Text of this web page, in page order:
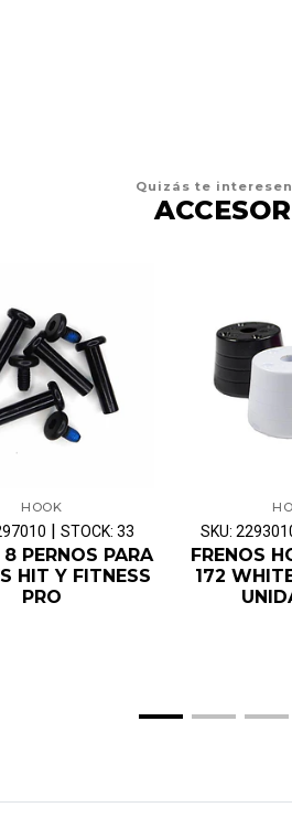
Quizás te
HOOK
| STOCK: 33
PERNOS PARA
HIT Y FITNESS
PRO
SKU:
FRENOS
172